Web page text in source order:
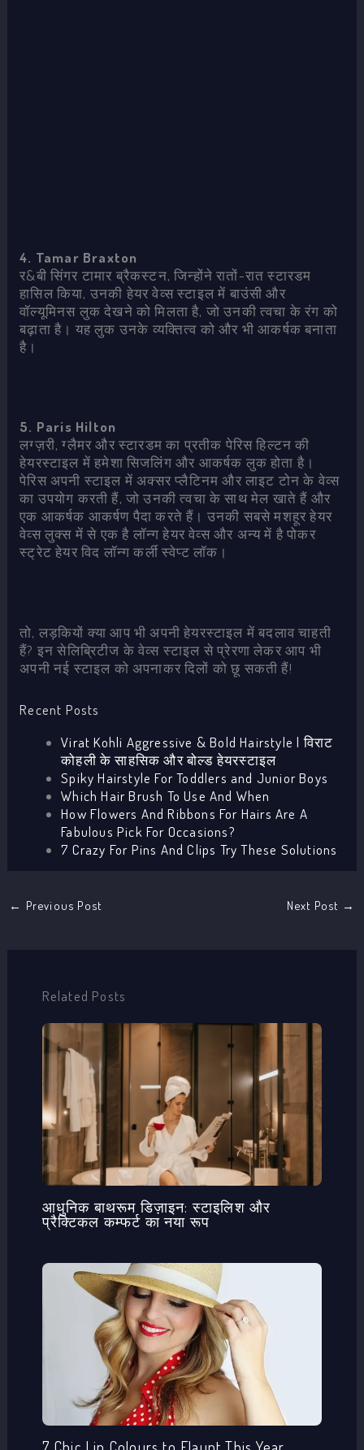
4. Tamar Braxton
र&बी सिंगर टामार ब्रैकस्टन, जिन्होंने रातों-रात स्टारडम
हासिल किया, उनकी हेयर वेव्स स्टाइल में बाउंसी और
वॉल्यूमिनस लुक देखने को मिलता है, जो उनकी त्वचा के रंग को
बढ़ाता है। यह लुक उनके व्यक्तित्व को और भी आकर्षक बनाता
है।
5. Paris Hilton
लग्ज़री, ग्लैमर और स्टारडम का प्रतीक पेरिस हिल्टन की
हेयरस्टाइल में हमेशा सिजलिंग और आकर्षक लुक होता है।
पेरिस अपनी स्टाइल में अक्सर प्लैटिनम और लाइट टोन के वेव्स
का उपयोग करती हैं, जो उनकी त्वचा के साथ मेल खाते हैं और
एक आकर्षक आकर्षण पैदा करते हैं। उनकी सबसे मशहूर हेयर
वेव्स लुक्स में से एक है लॉन्ग हेयर वेव्स और अन्य में है पोकर
स्ट्रेट हेयर विद लॉन्ग कर्ली स्वेप्ट लॉक।
तो, लड़कियों क्या आप भी अपनी हेयरस्टाइल में बदलाव चाहती
हैं? इन सेलिब्रिटीज के वेव्स स्टाइल से प्रेरणा लेकर आप भी
अपनी नई स्टाइल को अपनाकर दिलों को छू सकती हैं!
Recent Posts
Virat Kohli Aggressive & Bold Hairstyle | विराट
कोहली के साहसिक और बोल्ड हेयरस्टाइल
Spiky Hairstyle For Toddlers and Junior Boys
Which Hair Brush To Use And When
How Flowers And Ribbons For Hairs Are A
Fabulous Pick For Occasions?
7 Crazy For Pins And Clips Try These Solutions
← Previous Post Next Post →
Related Posts
आधुनिक बाथरूम डिज़ाइन: स्टाइलिश और
प्रैक्टिकल कम्फर्ट का नया रूप
7 Chic Lip Colours to Flaunt This Year